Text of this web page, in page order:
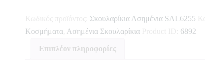
Σκουλαρίκια Ασημένια SAL6255
Κοσμήματα Ασημένια Σκουλαρίκια 6892
Επιπλέον πληροφορίες